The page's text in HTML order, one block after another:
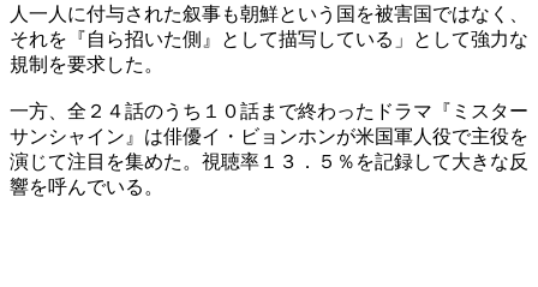
人一人に付与された叙事も朝鮮という国を被害国ではなく、
それを『自ら招いた側』として描写している」として強力な
規制を要求した。
一方、全２４話のうち１０話まで終わったドラマ『ミスター
サンシャイン』は俳優イ・ビョンホンが米国軍人役で主役を
演じて注目を集めた。視聴率１３．５％を記録して大きな反
響を呼んでいる。